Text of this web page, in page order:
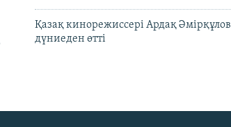
Қазақ кинорежиссері Ардақ Әмірқұлов
дүниеден өтті